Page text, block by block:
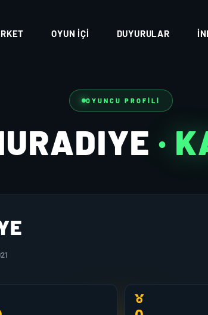
OYUN İÇI DUYURULAR
OYUNCU PROFILI
·